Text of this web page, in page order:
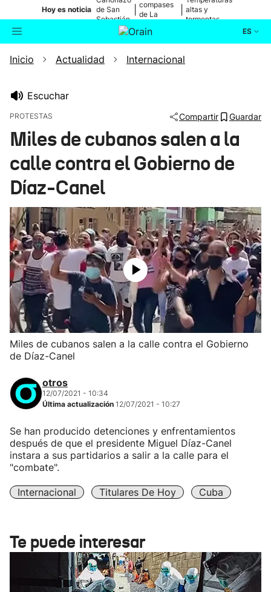
Hoy es noticia de San
Sebastián
compases
de La
altas y
tormentas
ES
Buscador Actualidad
Ikusmiran
Inicio Actualidad Internacional
Escuchar
PROTESTAS Compartir Guardar
Miles de cubanos salen a la
calle contra el Gobierno de
Díaz-Canel
Miles de cubanos salen a la calle contra el Gobierno
de Díaz-Canel
otros
12/07/2021 - 10:34
Última actualización 12/07/2021 - 10:27
Se han producido detenciones y enfrentamientos
después de que el presidente Miguel Díaz-Canel
instara a sus partidarios a salir a la calle para el
"combate".
Internacional Titulares De Hoy Cuba
Te puede interesar